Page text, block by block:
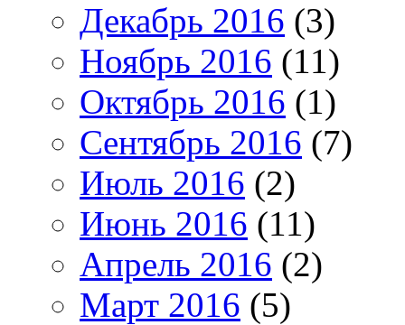
Декабрь 2016 (3)
Ноябрь 2016 (11)
Октябрь 2016 (1)
Сентябрь 2016 (7)
Июль 2016 (2)
Июнь 2016 (11)
Апрель 2016 (2)
Март 2016 (5)